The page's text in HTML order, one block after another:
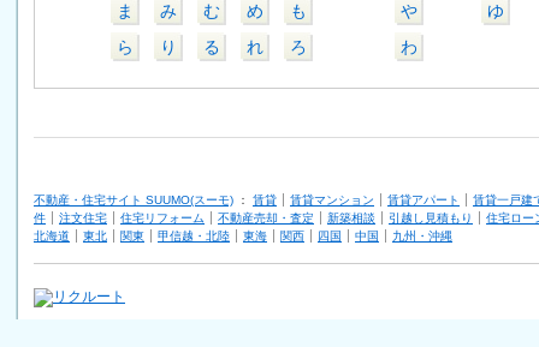
ま
み む め
も
ら
り る れ ろ
や
ゆ
わ
不動産・住宅サイト SUUMO(スーモ) ： 賃貸 賃貸マンション 賃貸アパート
賃貸一戸建
件
注文住宅 住宅リフォーム 不動産売却・査定 新築相談 引越し見積もり
住宅ロー
北海道
東北 関東 甲信越・北陸 東海 関西 四国 中国 九州・沖縄